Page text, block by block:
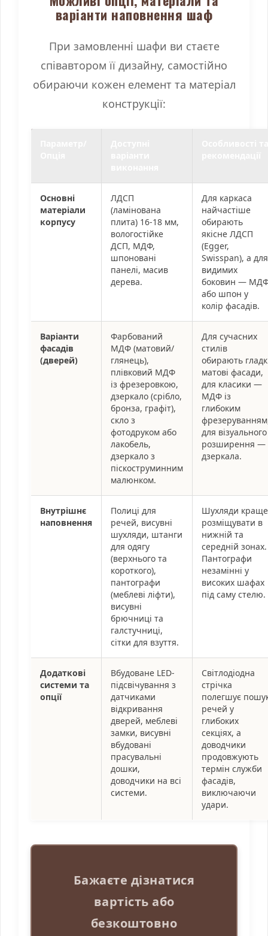
варіанти наповнення шаф
При замовленні шафи ви стаєте
співавтором її дизайну, самостійно
обираючи кожен елемент та матеріал
конструкції:
Основні
матеріали
корпусу
ЛДСП
(ламінована
плита) 16-18 мм,
вологостійке
ДСП, МДФ,
шпоновані
панелі, масив
дерева.
Для каркаса
найчастіше
обирають
якісне ЛДСП
(Egger,
Swisspan), а для
видимих
боковин —
або шпон у
колір фасадів.
Варіанти
фасадів
(дверей)
Фарбований
МДФ (матовий/
глянець),
плівковий МДФ
із фрезеровкою,
дзеркало (срібло,
бронза, графіт),
скло з
фотодруком або
лакобель,
дзеркало з
піскоструминним
малюнком.
Для сучасних
стилів
обирають
матові фасади,
для класики —
МДФ із
глибоким
для візуального
розширення —
дзеркала.
Внутрішнє
наповнення
Полиці для
речей, висувні
шухляди, штанги
для одягу
(верхнього та
короткого),
пантографи
(меблеві ліфти),
висувні
брючниці та
галстучниці,
сітки для взуття.
Шухляди краще
розміщувати в
нижній та
середній зонах.
Пантографи
незамінні у
високих шафах
під саму стелю.
Додаткові
системи та
опції
Вбудоване LED-
підсвічування з
датчиками
відкривання
дверей, меблеві
замки, висувні
вбудовані
прасувальні
дошки,
доводчики на всі
системи.
Світлодіодна
стрічка
полегшує
речей у
глибоких
секціях, а
доводчики
продовжують
термін служби
фасадів,
виключаючи
удари.
Бажаєте дізнатися
вартість або
безкоштовно